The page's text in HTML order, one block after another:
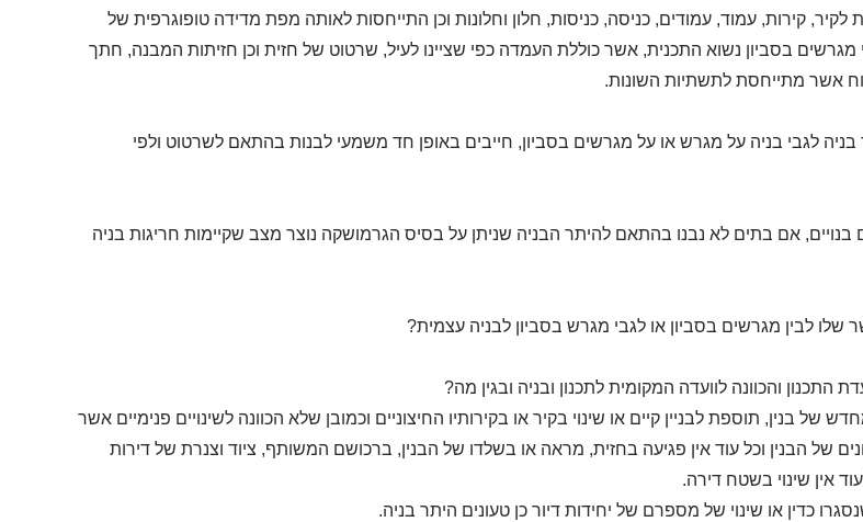
לקיר, קירות, עמוד, עמודים, כניסה, כניסות, חלון וחלונות וכן התייחסות לאותה מפת מדידה טופוגרפית של
בסביון נשוא התכנית, אשר כוללת העמדה כפי שציינו לעיל, שרטוט של חזית וכן חזיתות המבנה, חתך
אשר מתייחסת לתשתיות השונות.
בניה לגבי בניה על מגרש או על מגרשים בסביון, חייבים באופן חד משמעי לבנות בהתאם לשרטוט ולפי
בנויים, אם בתים לא נבנו בהתאם להיתר הבניה שניתן על בסיס הגרמושקה נוצר מצב שקיימות חריגות בניה
שלו לבין מגרשים בסביון או לגבי מגרש בסביון לבניה עצמית?
התכנון והכוונה לוועדה המקומית לתכנון ובניה ובגין מה?
של בנין, תוספת לבניין קיים או שינוי בקיר או בקירותיו החיצוניים וכמובן שלא הכוונה לשינויים פנימיים אשר
של הבנין וכל עוד אין פגיעה בחזית, מראה או בשלדו של הבנין, ברכושם המשותף, ציוד וצנרת של דירות
אין שינוי בשטח דירה.
כדין או שינוי של מספרם של יחידות דיור כן טעונים היתר בניה.